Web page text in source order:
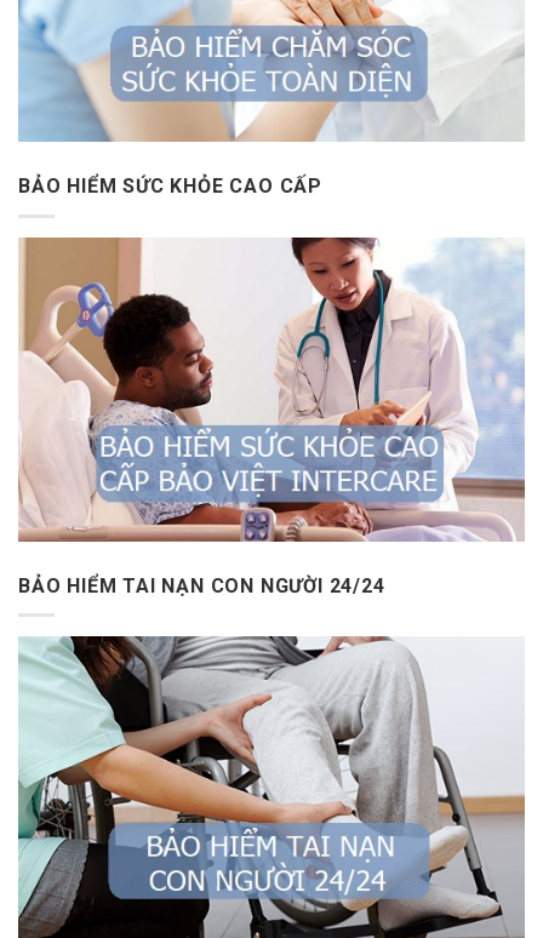
BẢO HIỂM SỨC KHỎE CAO CẤP
BẢO HIỂM TAI NẠN CON NGƯỜI 24/24